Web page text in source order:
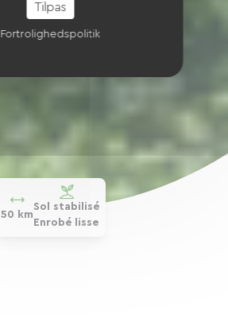
50 km
Sol stabilisé
Enrobé lisse
Tilpas
Fortrolighedspolitik